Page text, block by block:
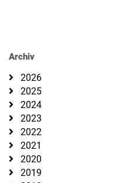
Archiv
2026
2025
2024
2023
2022
2021
2020
2019